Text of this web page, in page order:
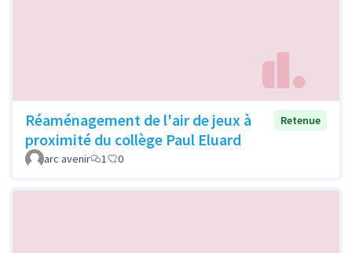
Réaménagement de l'air de jeux à
proximité du collège Paul Eluard
Retenue
arc avenir 1 0